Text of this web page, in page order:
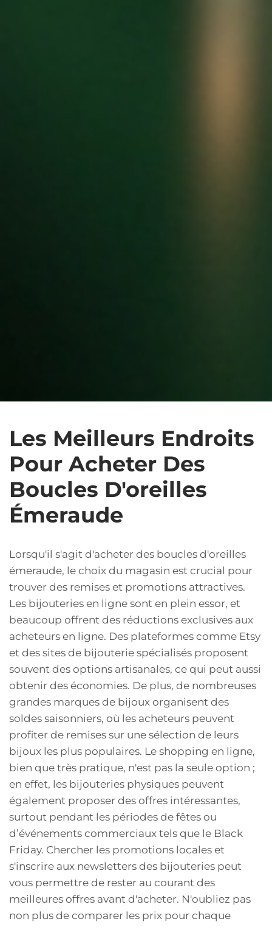
Les Meilleurs Endroits
Pour Acheter Des
Boucles D'oreilles
Émeraude
Lorsqu'il s'agit d'acheter des boucles d'oreilles
émeraude, le choix du magasin est crucial pour
trouver des remises et promotions attractives.
Les bijouteries en ligne sont en plein essor, et
beaucoup offrent des réductions exclusives aux
acheteurs en ligne. Des plateformes comme Etsy
et des sites de bijouterie spécialisés proposent
souvent des options artisanales, ce qui peut aussi
obtenir des économies. De plus, de nombreuses
grandes marques de bijoux organisent des
soldes saisonniers, où les acheteurs peuvent
profiter de remises sur une sélection de leurs
bijoux les plus populaires. Le shopping en ligne,
bien que très pratique, n'est pas la seule option ;
en effet, les bijouteries physiques peuvent
également proposer des offres intéressantes,
surtout pendant les périodes de fêtes ou
d’événements commerciaux tels que le Black
Friday. Chercher les promotions locales et
s'inscrire aux newsletters des bijouteries peut
vous permettre de rester au courant des
meilleures offres avant d'acheter. N'oubliez pas
non plus de comparer les prix pour chaque